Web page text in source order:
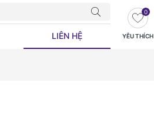
LIÊN HỆ YÊU THÍCH
0